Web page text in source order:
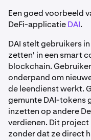
Een goed voorbeeld
DeFi-applicatieDAI.
DAI stelt gebruikers
zetten' in een smart
blockchain.
onderpand om
de leendienst werkt.
gemunte DAI-tokens
inzetten op andere
verdienen. Dit
zonder dat ze direct